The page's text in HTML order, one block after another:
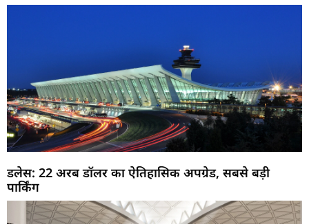
डलेस: 22 अरब डॉलर का ऐतिहासिक अपग्रेड, सबसे बड़ी
पार्किंग